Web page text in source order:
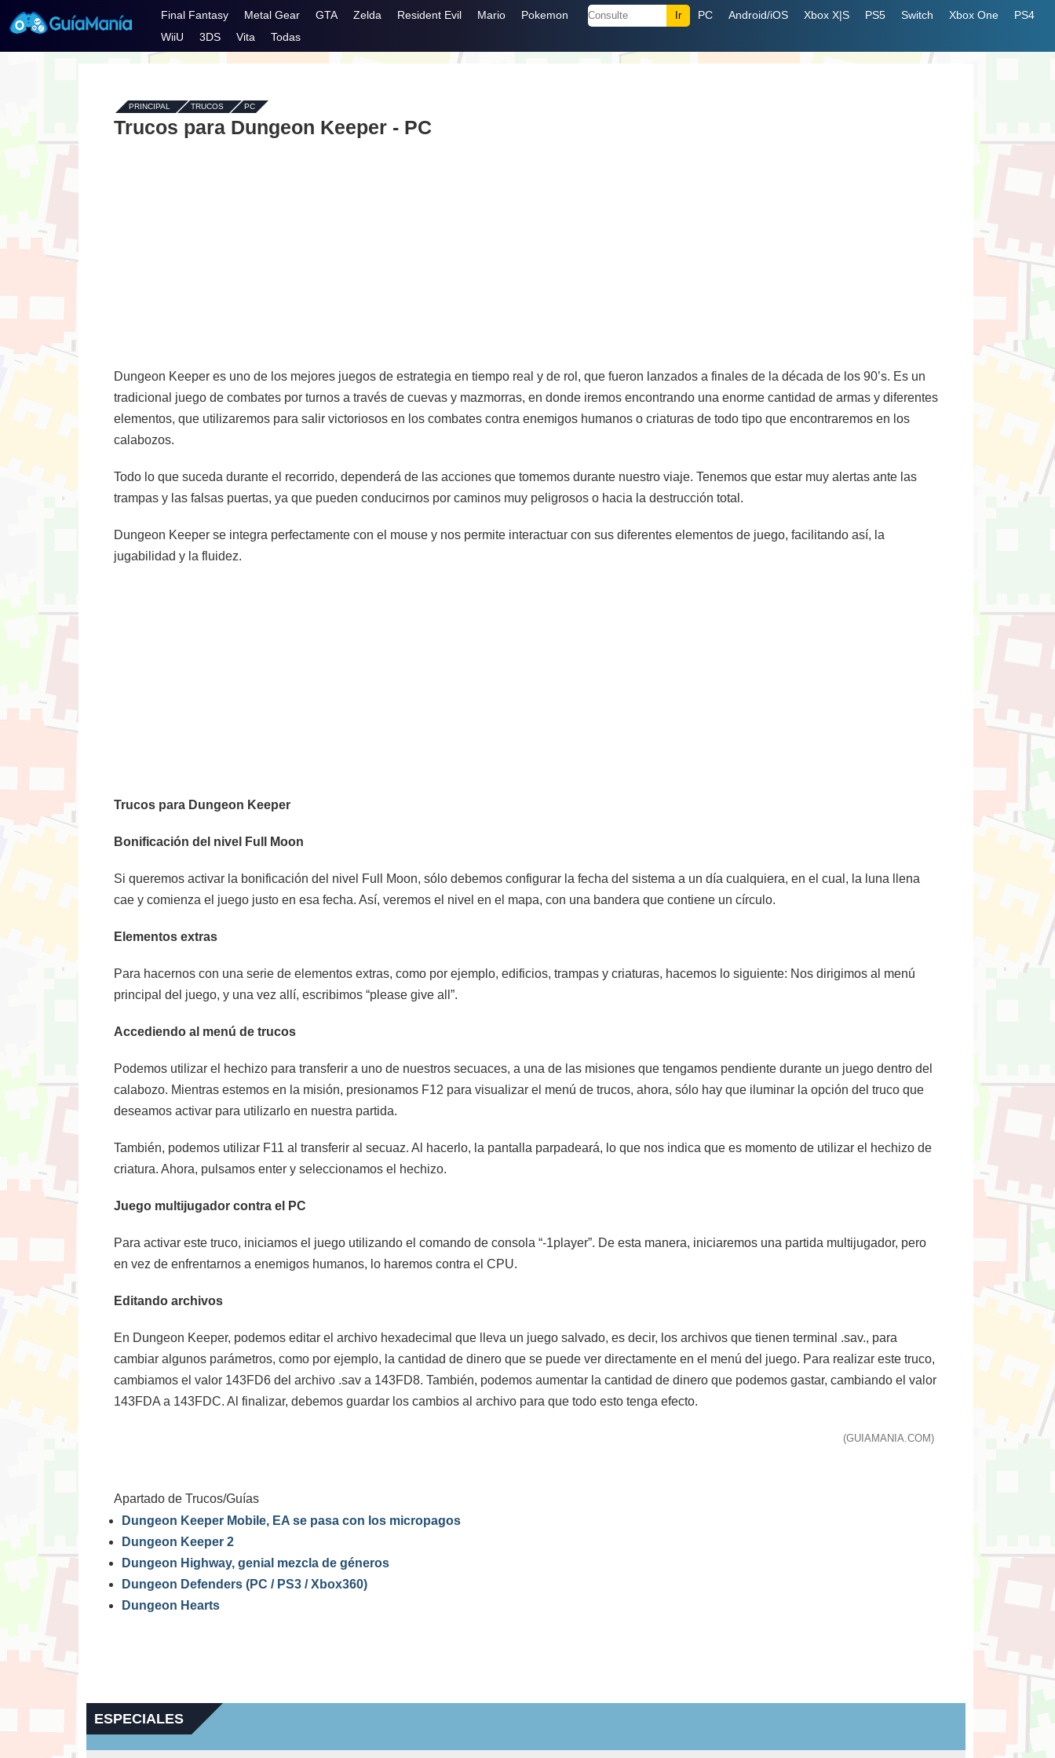
Final Fantasy Metal Gear GTA Zelda Resident Evil Mario Pokemon PC Android/iOS Xbox X|S PS5 Switch Xbox One
PS4
WiiU
3DS Vita Todas
PRINCIPAL - TRUCOS- PC
Trucos para Dungeon Keeper - PC
Dungeon Keeper es uno de los mejores juegos de estrategia en tiempo real y de rol, que fueron lanzados a finales de la década de los 90’s. Es un
tradicional juego de combates por turnos a través de cuevas y mazmorras, en donde iremos encontrando una enorme cantidad de armas y diferentes
elementos, que utilizaremos para salir victoriosos en los combates contra enemigos humanos o criaturas de todo tipo que encontraremos en los
calabozos.
Todo lo que suceda durante el recorrido, dependerá de las acciones que tomemos durante nuestro viaje. Tenemos que estar muy alertas ante las
trampas y las falsas puertas, ya que pueden conducirnos por caminos muy peligrosos o hacia la destrucción total.
Dungeon Keeper se integra perfectamente con el mouse y nos permite interactuar con sus diferentes elementos de juego, facilitando así, la
jugabilidad y la fluidez.
Trucos para Dungeon Keeper
Bonificación del nivel Full Moon
Si queremos activar la bonificación del nivel Full Moon, sólo debemos configurar la fecha del sistema a un día cualquiera, en el cual, la luna llena
cae y comienza el juego justo en esa fecha. Así, veremos el nivel en el mapa, con una bandera que contiene un círculo.
Elementos extras
Para hacernos con una serie de elementos extras, como por ejemplo, edificios, trampas y criaturas, hacemos lo siguiente: Nos dirigimos al menú
principal del juego, y una vez allí, escribimos “please give all”.
Accediendo al menú de trucos
Podemos utilizar el hechizo para transferir a uno de nuestros secuaces, a una de las misiones que tengamos pendiente durante un juego dentro del
calabozo. Mientras estemos en la misión, presionamos F12 para visualizar el menú de trucos, ahora, sólo hay que iluminar la opción del truco que
deseamos activar para utilizarlo en nuestra partida.
También, podemos utilizar F11 al transferir al secuaz. Al hacerlo, la pantalla parpadeará, lo que nos indica que es momento de utilizar el hechizo de
criatura. Ahora, pulsamos enter y seleccionamos el hechizo.
Juego multijugador contra el PC
Para activar este truco, iniciamos el juego utilizando el comando de consola “-1player”. De esta manera, iniciaremos una partida multijugador, pero
en vez de enfrentarnos a enemigos humanos, lo haremos contra el CPU.
Editando archivos
En Dungeon Keeper, podemos editar el archivo hexadecimal que lleva un juego salvado, es decir, los archivos que tienen terminal .sav., para
cambiar algunos parámetros, como por ejemplo, la cantidad de dinero que se puede ver directamente en el menú del juego. Para realizar este truco,
cambiamos el valor 143FD6 del archivo .sav a 143FD8. También, podemos aumentar la cantidad de dinero que podemos gastar, cambiando el valor
143FDA a 143FDC. Al finalizar, debemos guardar los cambios al archivo para que todo esto tenga efecto.
(GUIAMANIA.COM)
Apartado de Trucos/Guías
Dungeon Keeper Mobile, EA se pasa con los micropagos
Dungeon Keeper 2
Dungeon Highway, genial mezcla de géneros
Dungeon Defenders (PC / PS3 / Xbox360)
Dungeon Hearts
ESPECIALES